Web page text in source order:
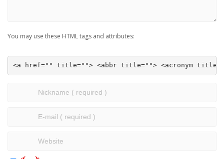
You may use these HTML tags and attributes:
<a href="" title=""> <abbr title=""> <acronym